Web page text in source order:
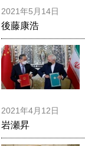
2021年5月14日
後藤康浩
2021年4月12日
岩瀬昇